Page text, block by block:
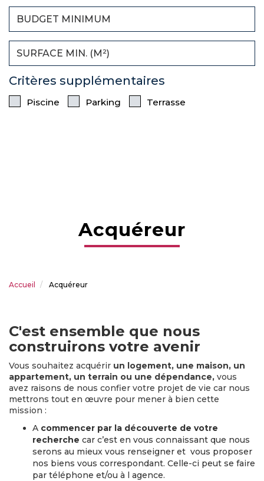
Critères supplémentaires
Piscine Parking Terrasse
acquéreur
Accueil Acquéreur
C'est ensemble que nous
construirons votre avenir
Vous souhaitez acquérir un logement, une maison, un
appartement, un terrain ou une dépendance, vous
avez raisons de nous confier votre projet de vie car nous
mettrons tout en œuvre pour mener à bien cette
mission :
A commencer par la découverte de votre
recherche car c’est en vous connaissant que nous
serons au mieux vous renseigner et vous proposer
nos biens vous correspondant. Celle-ci peut se faire
par téléphone et/ou à l agence.